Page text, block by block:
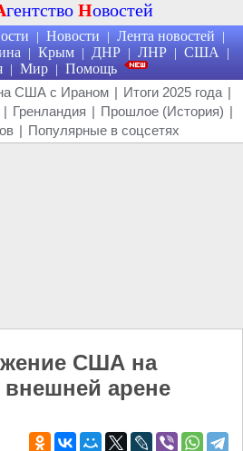
гентство Новостей
| Новости | Лента новостей |
| Крым | ДНР | ЛНР | США |
| Мир | Помощь
США с Ираном | Итоги 2025 года |
| Гренландия | Прошлое (История) |
| Популярные в соцсетях
США на
внешней арене